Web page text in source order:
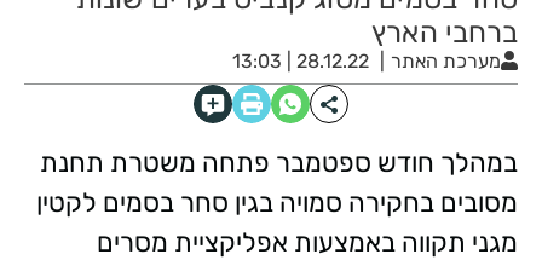
ברחבי הארץ
מערכת האתר 28.12.22 | 13:03
במהלך חודש ספטמבר פתחה משטרת תחנת
מסובים בחקירה סמויה בגין סחר בסמים לקטין
מגני תקווה באמצעות אפליקציית מסרים